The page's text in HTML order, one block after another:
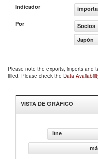
Indicador
Por
Socios
Japón
Please note the exports, imports and
filled. Please check the Data
VISTA DE GRÁFICO
line